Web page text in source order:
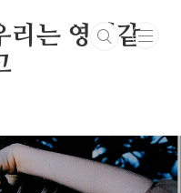
리는 영원같